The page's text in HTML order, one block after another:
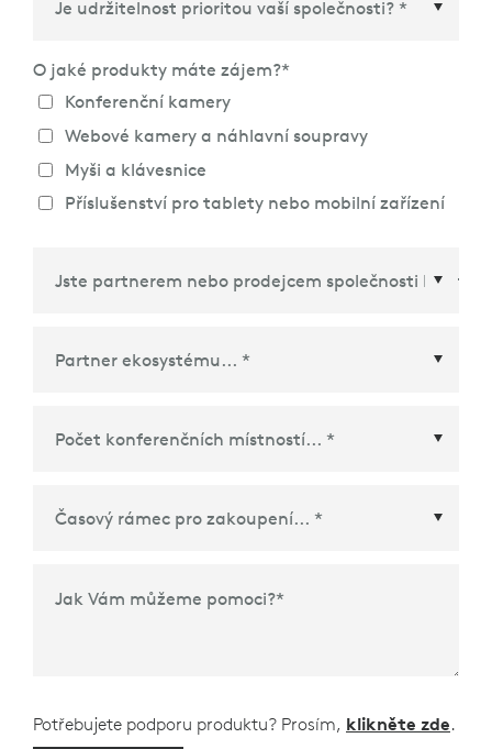
O jaké produkty máte zájem?*
Konferenční kamery
Webové kamery a náhlavní soupravy
Myši a klávesnice
Příslušenství pro tablety nebo mobilní zařízení
Partner ekosystému
Jak Vám můžeme pomoci?*
Potřebujete podporu produktu? Prosím, klikněte zde.